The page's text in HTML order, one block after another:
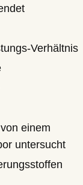
Verhältnis
einem
untersucht